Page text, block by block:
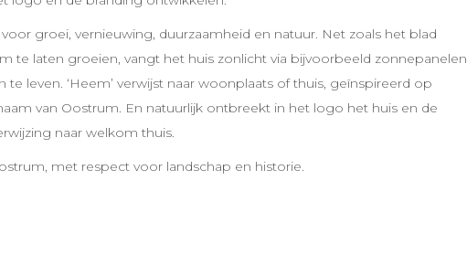
groei, vernieuwing, duurzaamheid en natuur. Net zoals het blad
te laten groeien, vangt het huis zonlicht via bijvoorbeeld zonnepanelen
leven. ‘Heem’ verwijst naar woonplaats of thuis, geïnspireerd op
van Oostrum. En natuurlijk ontbreekt in het logo het huis en de
naar welkom thuis.
met respect voor landschap en historie.